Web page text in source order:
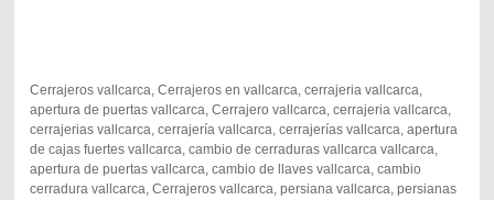
Cerrajeros vallcarca, Cerrajeros en vallcarca, cerrajeria vallcarca,
apertura de puertas vallcarca, Cerrajero vallcarca, cerrajeria vallcarca,
cerrajerias vallcarca, cerrajería vallcarca, cerrajerías vallcarca, apertura
de cajas fuertes vallcarca, cambio de cerraduras vallcarca vallcarca,
apertura de puertas vallcarca, cambio de llaves vallcarca, cambio
cerradura vallcarca, Cerrajeros vallcarca, persiana vallcarca, persianas